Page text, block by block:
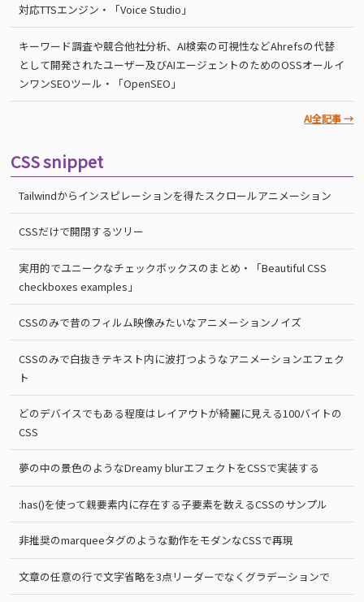
対応TTSエンジン・「Voice Studio」
キーワード調査や競合他社分析、AI検索の可視性などAhrefsの代替
として開発されたユーザー及びAIエージェントのためのOSSオールイ
ンワンSEOツール・「OpenSEO」
AI全記事 →
CSS snippet
Tailwindからインスピレーションを得たスクロールアニメーション
CSSだけで開閉するツリー
実用的でユニークなチェックボックスのまとめ・「Beautiful CSS
checkboxes examples」
CSSのみで昔のフィルム映像みたいなアニメーションノイズ
CSSのみで白抜きテキスト内に波打つようなアニメーションエフェク
ト
どのデバイスでもある程度はレイアウトが綺麗に見える100バイトの
CSS
夢の中の景色のようなDreamy blurエフェクトをCSSで実装する
:has()を使って親要素内に存在する子要素を数えるCSSのサンプル
非推奨のmarqueeタグのような動作をモダンなCSSで再現
文章の任意の行で文字省略を3点リーダーでなくグラデーションで